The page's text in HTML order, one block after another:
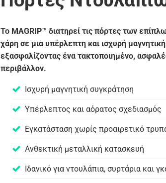
Το MAGRIP™ διατηρεί τις πόρτες των
χάρη σε μια υπέρλεπτη και ισχυρή
εξασφαλίζοντας ένα τακτοποιημένο,
περιβάλλον.
Ισχυρή μαγνητική συγκράτηση
Υπέρλεπτος και αόρατος σχεδιασμός
Εγκατάσταση χωρίς προαιρετικό
Ανθεκτική μεταλλική κατασκευή
Ιδανικό για ντουλάπια, συρτάρια και